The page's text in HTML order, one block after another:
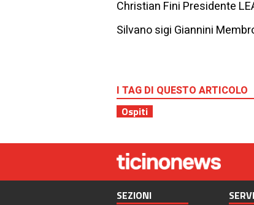
Christian Fini Presidente
Silvano sigi Giannini
I TAG DI QUESTO ARTICOLO
Ospiti
SEZIONI